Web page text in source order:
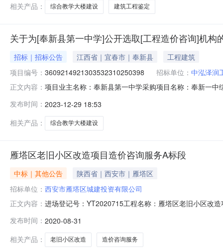
相关产品：
综合教学大楼建设 建筑工程鉴定
关于为[奉新县第一中学]公开选取[工程造价咨询]机构
招标｜招标公告 江西省｜宜春市｜奉新县
工程建筑
项目编号： 3609214921303532310250398 招标单位： 中泓泽润
正文内容： 项目业主名称：奉新县第一中学采购项目名称：奉新一
司法鉴定收费项目及标准的批复》(赣发改收费字
发布时间： 2023-12-29 18:53
相关产品：
综合教学大楼建设
雁塔区老旧小区改造项目造价咨询服务A标段
中标｜其他公告
陕西省｜西安市｜雁塔区
招标单位： 西安市雁塔区城建投资有限公司
正文内容： 进场登记号：YT2020715工程名称：雁塔区老旧小区改
费：0元合同订立时间：2020.09.02合同订立地点：西安
发布时间： 2020-08-31
相关产品：
老旧小区改造 造价咨询服务